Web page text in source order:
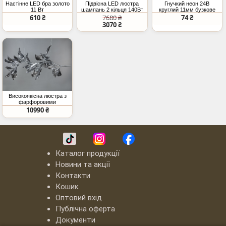
Настінне LED бра золото
11 Вт
610 ₴
Підвісна LED люстра
шампань 2 кільця 140Вт
7700Лм
7680 ₴
3070 ₴
Гнучкий неон 24В
круглий 11мм бузкове
світло IP67
74 ₴
Високоякісна люстра з
фарфоровими
елементами на 6 ламп,
хром
10990 ₴
Каталог продукції
Новини та акції
Контакти
Кошик
Оптовий вхід
Публічна оферта
Документи